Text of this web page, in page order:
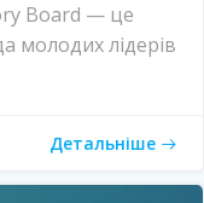
Board — це
молодих лідерів
Детальніше